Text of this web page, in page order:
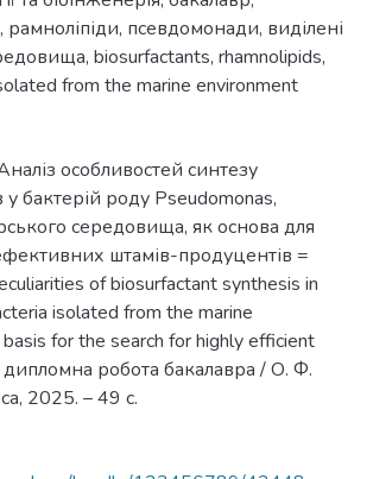
, рамноліпіди, псевдомонади, виділені
, biosurfactants, rhamnolipids,
from the marine environment
особливостей синтезу
у бактерій роду Pseudomonas,
середовища, як основа для
штамів-продуцентів =
of biosurfactant synthesis in
isolated from the marine
for the search for highly efficient
дипломна робота бакалавра / О. Ф.
2025. – 49 с.